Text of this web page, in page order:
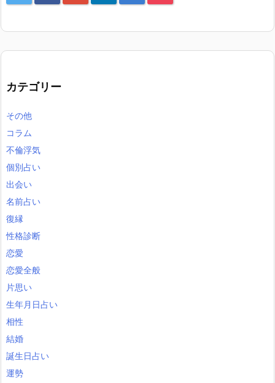
カテゴリー
その他
コラム
不倫浮気
個別占い
出会い
名前占い
復縁
性格診断
恋愛
恋愛全般
片思い
生年月日占い
相性
結婚
誕生日占い
運勢